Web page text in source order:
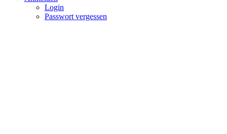
Login
Passwort vergessen